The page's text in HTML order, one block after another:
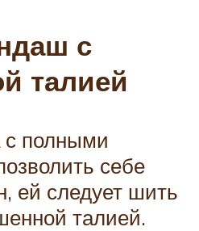
с
талией
полными
себе
ей следует шить
талией.